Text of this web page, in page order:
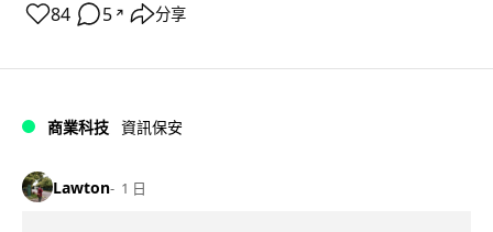
84 5 ↗ 分享
商業科技 資訊保安
Lawton 1 日